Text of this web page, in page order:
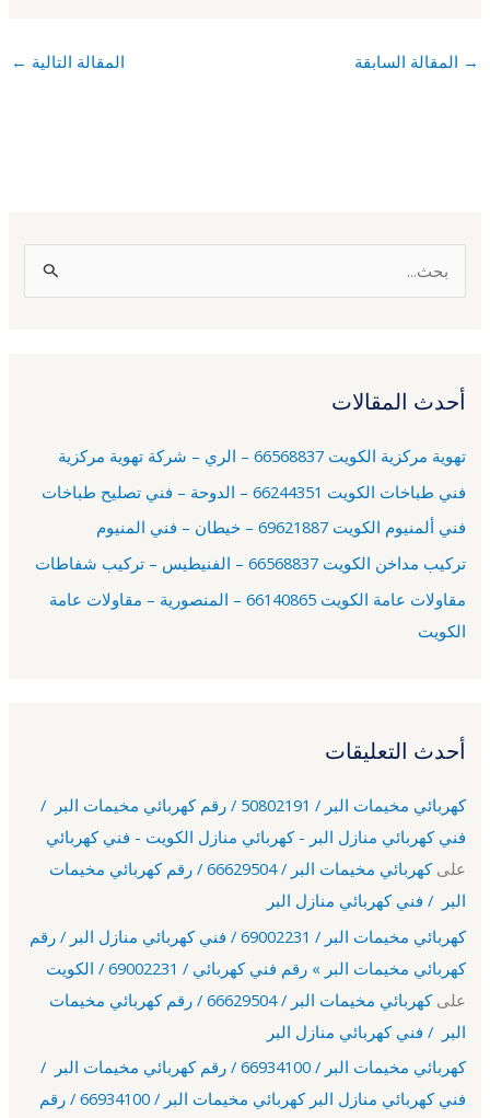
→ المقالة السابقة المقالة التالية ←
ل
ث
ن
:
أحدث المقالات
تهوية مركزية الكويت 66568837 – الري – شركة تهوية مركزية
فني طباخات الكويت 66244351 – الدوحة – فني تصليح طباخات
فني ألمنيوم الكويت 69621887 – خيطان – فني المنيوم
تركيب مداخن الكويت 66568837 – الفنيطيس – تركيب شفاطات
مقاولات عامة الكويت 66140865 – المنصورية – مقاولات عامة
الكويت
أحدث التعليقات
كهربائي مخيمات البر / 50802191 / رقم كهربائي مخيمات البر /
فني كهربائي منازل البر - كهربائي منازل الكويت - فني كهربائي
على
كهربائي مخيمات البر / 66629504 / رقم كهربائي مخيمات
البر / فني كهربائي منازل البر
كهربائي مخيمات البر / 69002231 / فني كهربائي منازل البر / رقم
كهربائي مخيمات البر » رقم فني كهربائي / 69002231 / الكويت
على
كهربائي مخيمات البر / 66629504 / رقم كهربائي مخيمات
البر / فني كهربائي منازل البر
كهربائي مخيمات البر / 66934100 / رقم كهربائي مخيمات البر /
فني كهربائي منازل البر كهربائي مخيمات البر / 66934100 / رقم